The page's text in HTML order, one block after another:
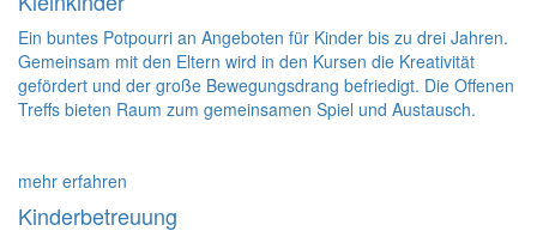
Ein buntes Potpourri an Angeboten für Kinder bis zu drei Jahren.
Gemeinsam mit den Eltern wird in den Kursen die Kreativität
gefördert und der große Bewegungsdrang befriedigt. Die Offenen
Treffs bieten Raum zum gemeinsamen Spiel und Austausch.
mehr erfahren
Kinderbetreuung